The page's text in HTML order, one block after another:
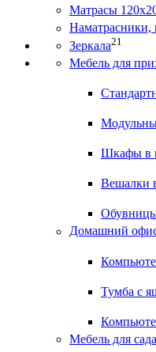
Матрасы
Наматрасники,
Зеркала21
Мебель для
Шкафы в
Вешалки
Домашний
Тумба с
Мебель для сада